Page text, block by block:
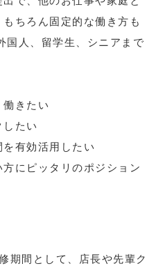
ちろん固定的な働き方も
国人、留学生、シニアまで
働きたい
したい
を有効活用したい
にピッタリのポジション
期間として、店長や先輩ク